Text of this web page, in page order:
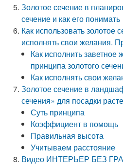
Золотое сечение в
сечение и как его понимать
Как использовать золотое
исполнять свои желания.
Как исполнить
принципа золотого
Как исполнять свои
Золотое сечение в
сечения» для посадки
Суть принципа
Коэффициент в помощь
Правильная высота
Учитываем расстояние
Видео ИНТЕРЬЕР БЕЗ